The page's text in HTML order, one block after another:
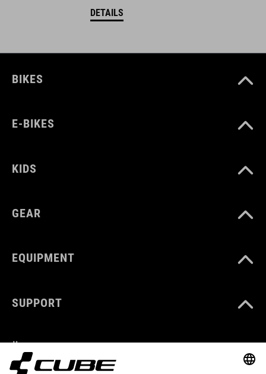
DETAILS
BIKES
E-BIKES
KIDS
GEAR
EQUIPMENT
SUPPORT
ÜBER UNS